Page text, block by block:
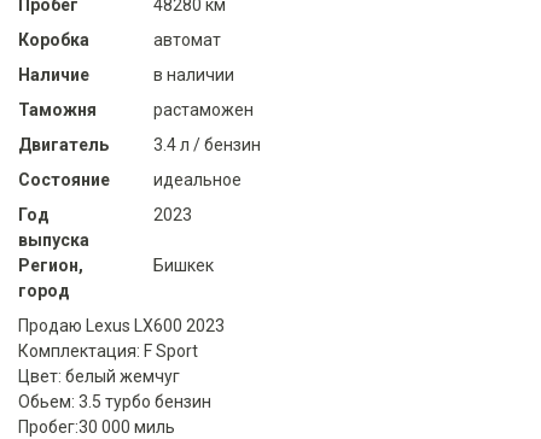
Пробег
48280 км
Коробка
автомат
Наличие
в наличии
Таможня
растаможен
Двигатель
3.4 л / бензин
Состояние
идеальное
Год
выпуска
2023
Регион,
город
Бишкек
Продаю Lexus LX600 2023
Комплектация: F Sport
Цвет: белый жемчуг
Обьем: 3.5 турбо бензин
Пробег:30 000 миль